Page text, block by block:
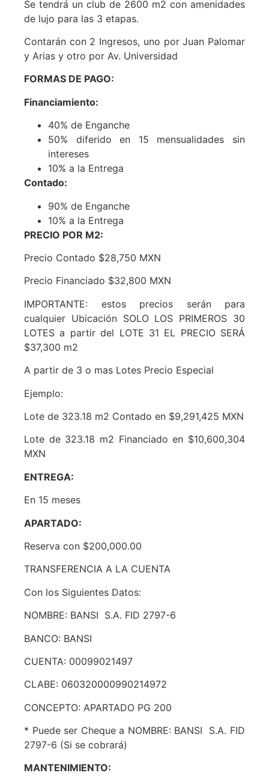
Se tendrá un club de 2600 m2 con amenidades
de lujo para las 3 etapas.
Contarán con 2 Ingresos, uno por Juan Palomar
y Arias y otro por Av. Universidad
FORMAS DE PAGO:
Financiamiento:
40% de Enganche
50% diferido en 15 mensualidades sin
intereses
10% a la Entrega
Contado:
90% de Enganche
10% a la Entrega
PRECIO POR M2:
Precio Contado $28,750 MXN
Precio Financiado $32,800 MXN
IMPORTANTE: estos precios serán para
cualquier Ubicación SOLO LOS PRIMEROS 30
LOTES a partir del LOTE 31 EL PRECIO SERÁ
$37,300 m2
A partir de 3 o mas Lotes Precio Especial
Ejemplo:
Lote de 323.18 m2 Contado en $9,291,425 MXN
Lote de 323.18 m2 Financiado en $10,600,304
MXN
ENTREGA:
En 15 meses
APARTADO:
Reserva con $200,000.00
TRANSFERENCIA A LA CUENTA
Con los Siguientes Datos:
NOMBRE: BANSI S.A. FID 2797-6
BANCO: BANSI
CUENTA: 00099021497
CLABE: 060320000990214972
CONCEPTO: APARTADO PG 200
* Puede ser Cheque a NOMBRE: BANSI S.A. FID
2797-6 (Si se cobrará)
MANTENIMIENTO: